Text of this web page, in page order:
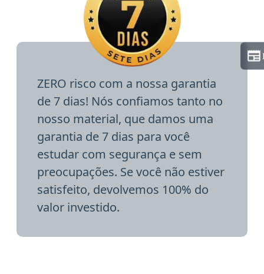
ZERO risco com a nossa garantia
de 7 dias! Nós confiamos tanto no
nosso material, que damos uma
garantia de 7 dias para você
estudar com segurança e sem
preocupações. Se você não estiver
satisfeito, devolvemos 100% do
valor investido.